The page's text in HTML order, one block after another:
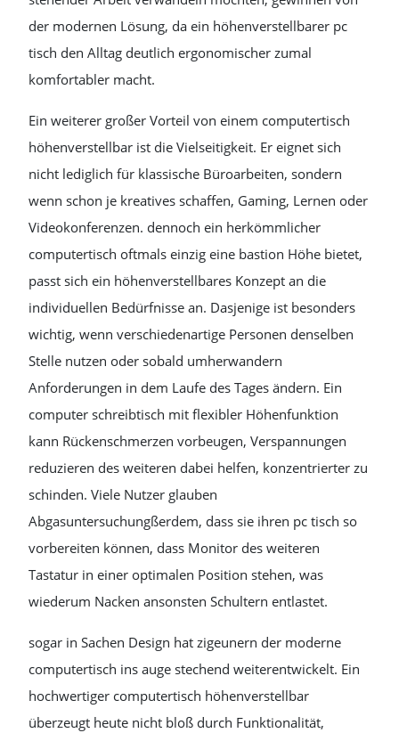
der modernen Lösung, da ein höhenverstellbarer pc
tisch den Alltag deutlich ergonomischer zumal
komfortabler macht.
Ein weiterer großer Vorteil von einem computertisch
höhenverstellbar ist die Vielseitigkeit. Er eignet sich
nicht lediglich für klassische Büroarbeiten, sondern
wenn schon je kreatives schaffen, Gaming, Lernen oder
Videokonferenzen. dennoch ein herkömmlicher
computertisch oftmals einzig eine bastion Höhe bietet,
passt sich ein höhenverstellbares Konzept an die
individuellen Bedürfnisse an. Dasjenige ist besonders
wichtig, wenn verschiedenartige Personen denselben
Stelle nutzen oder sobald umherwandern
Anforderungen in dem Laufe des Tages ändern. Ein
computer schreibtisch mit flexibler Höhenfunktion
kann Rückenschmerzen vorbeugen, Verspannungen
reduzieren des weiteren dabei helfen, konzentrierter zu
schinden. Viele Nutzer glauben
Abgasuntersuchungßerdem, dass sie ihren pc tisch so
vorbereiten können, dass Monitor des weiteren
Tastatur in einer optimalen Position stehen, was
wiederum Nacken ansonsten Schultern entlastet.
sogar in Sachen Design hat zigeunern der moderne
computertisch ins auge stechend weiterentwickelt. Ein
hochwertiger computertisch höhenverstellbar
überzeugt heute nicht bloß durch Funktionalität,